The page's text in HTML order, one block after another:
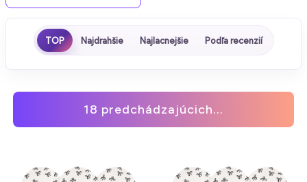
TOP Najdrahšie Najlacnejšie Podľa recenzií
18 predchádzajúcich...